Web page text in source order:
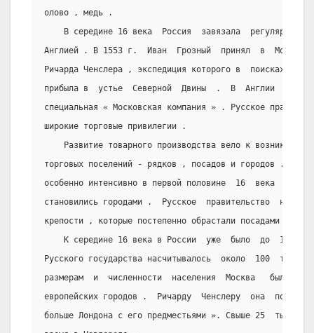
олово , медь .
В середине 16 века  Россия  завязала  регулярные
Англией . В 1553 г.  Иван  Грозный  принял  в  Москве
Ричарда Ченслера , экспедиция которого в  поисках
прибыла в  устье  Северной  Двины  .  В  Англии  после
специальная « Московская компания » . Русское
широкие торговые привилегии .
Развитие товарного производства вело к
торговых поселений - рядков , посадов и городов .
особенно интенсивно в первой половине  16  века  .
становились городами .  Русское  правительство  на
крепости , которые постепенно обрастали посадами и
К середине 16 века в России  уже  было  до  160
Русского государства насчитывалось  около  100
размерам  и  численности  населения  Москва   была
европейских городов .  Ричарду  Ченслеру  она
больше Лондона с его предместьями ». Свыше 25  тысяч